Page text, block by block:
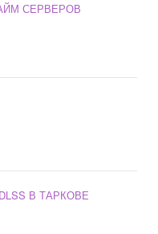
СЕРВЕРОВ
В ТАРКОВЕ